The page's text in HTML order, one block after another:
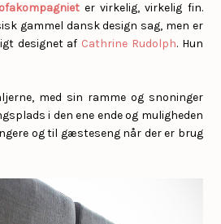
er virkelig, virkelig fin.
gammel dansk design sag, men er
designet af Cathrine Rudolph. Hun
med sin ramme og snoninger
i den ene ende og muligheden
og til gæsteseng når der er brug